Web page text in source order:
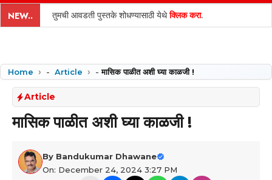
content
NEW.. तुमची आवडती पुस्तके शोधण्यासाठी येथेक्लिक करा.
Home - Article -मासिक पाळीत अशी घ्या काळजी !
Article
मासिक पाळीत अशी घ्या काळजी !
By Bandukumar Dhawane
On: December 24, 2024 3:27 PM